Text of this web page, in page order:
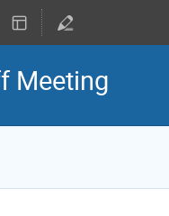
Meeting